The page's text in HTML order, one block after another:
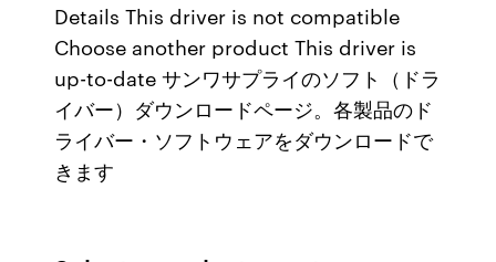
Details This driver is not compatible
Choose another product This driver is
up-to-date サンワサプライのソフト（ドラ
イバー）ダウンロードページ。各製品のド
ライバー・ソフトウェアをダウンロードで
きます